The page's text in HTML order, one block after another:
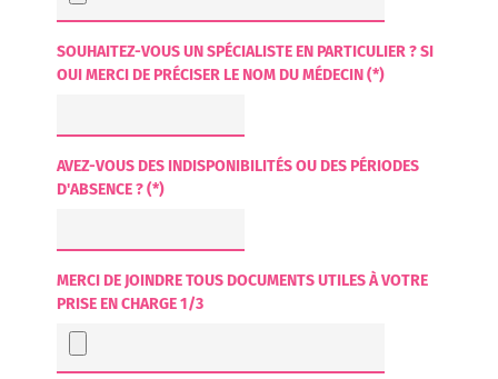
SOUHAITEZ-VOUS UN SPÉCIALISTE EN PARTICULIER ? SI
OUI MERCI DE PRÉCISER LE NOM DU MÉDECIN (*)
AVEZ-VOUS DES INDISPONIBILITÉS OU DES PÉRIODES
D'ABSENCE ? (*)
MERCI DE JOINDRE TOUS DOCUMENTS UTILES À VOTRE
PRISE EN CHARGE 1/3